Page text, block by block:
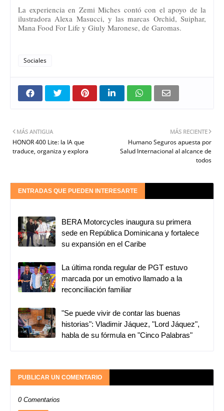
La experiencia en Zemi Miches contó con el apoyo de la
ilustradora Alexa Masucci, y las marcas Orchid, Suiphar,
Mana Food For Life y Giuly Maronese, de Garomas.
Sociales
MÁS RECIENTE
Humano Seguros apuesta por
Salud Internacional al alcance de
todos
MÁS ANTIGUA
HONOR 400 Lite: la IA que
traduce, organiza y explora
ENTRADAS QUE PUEDEN INTERESARTE
BERA Motorcycles inaugura su primera
sede en República Dominicana y fortalece
su expansión en el Caribe
La última ronda regular de PGT estuvo
marcada por un emotivo llamado a la
reconciliación familiar
"Se puede vivir de contar las buenas
historias": Vladimir Jáquez, "Lord Jáquez",
habla de su fórmula en "Cinco Palabras"
PUBLICAR UN COMENTARIO
0 Comentarios